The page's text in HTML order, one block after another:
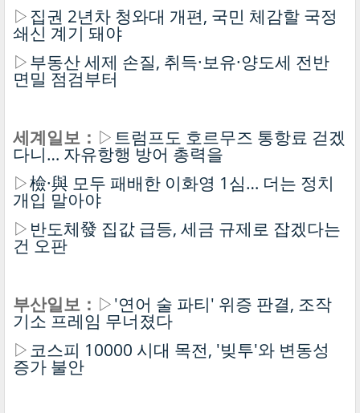
▷집권 2년차 청와대 개편, 국민 체감할 국정
쇄신 계기 돼야
▷부동산 세제 손질, 취득·보유·양도세 전반
면밀 점검부터
세계일보： ▷트럼프도 호르무즈 통항료 걷겠
다니… 자유항행 방어 총력을
▷檢·與 모두 패배한 이화영 1심… 더는 정치
개입 말아야
▷ 반도체發 집값 급등, 세금 규제로 잡겠다는
건 오판
부산일보： ▷'연어 술 파티' 위증 판결, 조작
기소 프레임 무너졌다
▷코스피 10000 시대 목전, '빚투'와 변동성
증가 불안